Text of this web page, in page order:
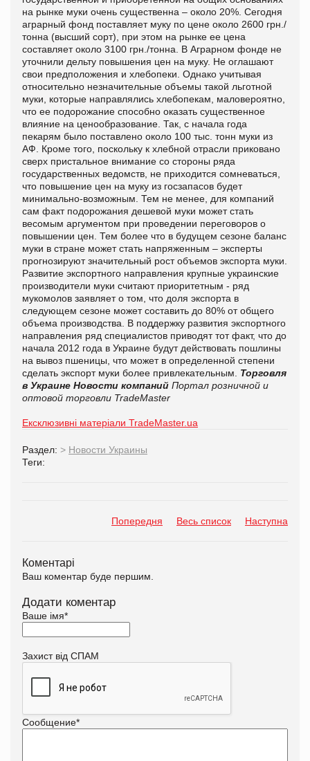
на рынке муки очень существенна – около 20%. Сегодня
аграрный фонд поставляет муку по цене около 2600 грн./
тонна (высший сорт), при этом на рынке ее цена
составляет около 3100 грн./тонна. В Аграрном фонде не
уточнили дельту повышения цен на муку. Не оглашают
свои предположения и хлебопеки. Однако учитывая
относительно незначительные объемы такой льготной
муки, которые направлялись хлебопекам, маловероятно,
что ее подорожание способно оказать существенное
влияние на ценообразование. Так, с начала года
пекарям было поставлено около 100 тыс. тонн муки из
АФ. Кроме того, поскольку к хлебной отрасли приковано
сверх пристальное внимание со стороны ряда
государственных ведомств, не приходится сомневаться,
что повышение цен на муку из госзапасов будет
минимально-возможным. Тем не менее, для компаний
сам факт подорожания дешевой муки может стать
весомым аргументом при проведении переговоров о
повышении цен. Тем более что в будущем сезоне баланс
муки в стране может стать напряженным – эксперты
прогнозируют значительный рост объемов экспорта муки.
Развитие экспортного направления крупные украинские
производители муки считают приоритетным - ряд
мукомолов заявляет о том, что доля экспорта в
следующем сезоне может составить до 80% от общего
объема производства. В поддержку развития экспортного
направления ряд специалистов приводят тот факт, что до
начала 2012 года в Украине будут действовать пошлины
на вывоз пшеницы, что может в определенной степени
сделать экспорт муки более привлекательным. Торговля
в Украине Новости компаний Портал розничной и
оптовой торговли TradeMaster
Ексклюзивні матеріали TradeMaster.ua
Раздел: > Новости Украины
Теги:
Попередня Весь список Наступна
Коментарі
Ваш коментар буде першим.
Додати коментар
Ваше імя*
Захист від СПАМ
Сообщение*